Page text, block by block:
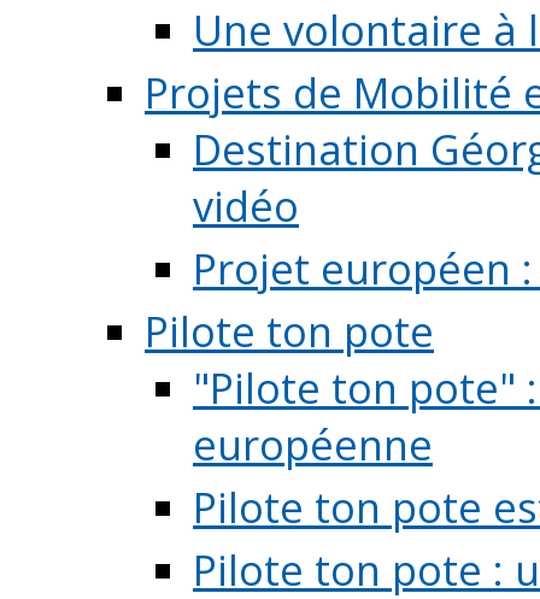
Une volontaire à
Projets de Mobilité
Destination
vidéo
Projet européen
Pilote ton pote
"Pilote ton pote"
européenne
Pilote ton pote
Pilote ton pote :